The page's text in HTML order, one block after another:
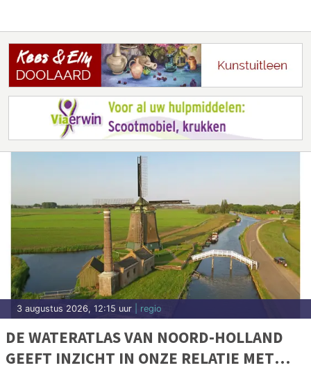
3 augustus 2026, 12:15 uur | regio
DE WATERATLAS VAN NOORD-HOLLAND
GEEFT INZICHT IN ONZE RELATIE MET